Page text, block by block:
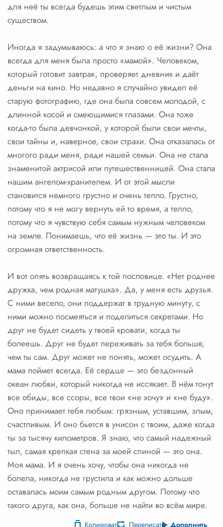
для неё ты всегда будешь этим светлым и чистым
существом.
Иногда я задумываюсь: а что я знаю о её жизни? Она
всегда для меня была просто «мамой». Человеком,
который готовит завтрак, проверяет дневник и даёт
деньги на кино. Но недавно я случайно увидел её
старую фотографию, где она была совсем молодой, с
длинной косой и смеющимися глазами. Она тоже
когда-то была девчонкой, у которой были свои мечты,
свои тайны и, наверное, свои страхи. Она отказалась от
многого ради меня, ради нашей семьи. Она не стала
знаменитой актрисой или путешественницей. Она стала
нашим ангелом-хранителем. И от этой мысли
становится немного грустно и очень тепло. Грустно,
потому что я не могу вернуть ей то время, а тепло,
потому что я чувствую себя самым нужным человеком
на земле. Понимаешь, что её жизнь — это ты. И это
огромная ответственность.
И вот опять возвращаясь к той пословице. «Нет роднее
дружка, чем родная матушка». Да, у меня есть друзья.
С ними весело, они поддержат в трудную минуту, с
ними можно посмеяться и поделиться секретами. Но
друг не будет сидеть у твоей кровати, когда ты
болеешь. Друг не будет переживать за тебя больше,
чем ты сам. Друг может не понять, может осудить. А
мама поймет всегда. Её сердце — это бездонный
океан любви, который никогда не иссякает. В нём тонут
все обиды, все ссоры, все твои «не хочу» и «не буду».
Оно принимает тебя любым: грязным, уставшим, злым,
счастливым. И оно бьется в унисон с твоим, даже когда
ты за тысячу километров. Я знаю, что самый надежный
тыл, самая крепкая стена за моей спиной — это она.
Моя мама. И я очень хочу, чтобы она никогда не
болела, никогда не грустила и как можно дольше
оставалась моим самым родным другом. Потому что
такого друга, как она, больше не найти во всём мире.
Копировать Переписать Дополнить